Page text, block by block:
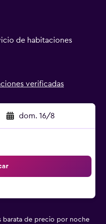
de habitaciones
verificadas
dom. 16/8
barata de precio por noche